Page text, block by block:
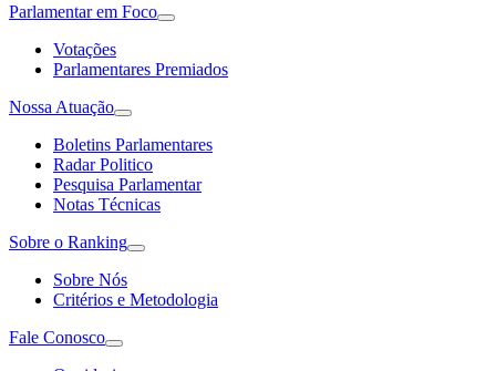
Parlamentar em Foco
Votações
Parlamentares Premiados
Nossa Atuação
Boletins Parlamentares
Radar Politico
Pesquisa Parlamentar
Notas Técnicas
Sobre o Ranking
Sobre Nós
Critérios e Metodologia
Fale Conosco